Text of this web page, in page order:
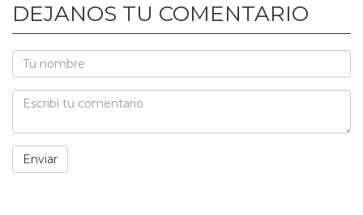
DEJANOS TU COMENTARIO